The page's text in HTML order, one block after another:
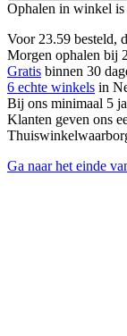
Ophalen in winkel
Voor 23.59 besteld,
Morgen ophalen bij
Gratis binnen 30
6 echte winkels in
Bij ons minimaal 5
Klanten geven ons
Ga naar het einde